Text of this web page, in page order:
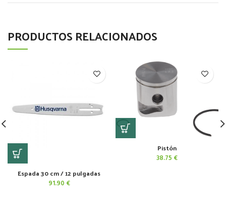
PRODUCTOS RELACIONADOS
Espada 30 cm / 12 pulgadas
91.90 €
Pistón
38.75 €